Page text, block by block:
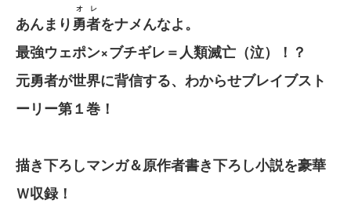
あんまり勇者
オレ
をナメんなよ。
最強ウェポン×ブチギレ＝人類滅亡（泣）！？
元勇者が世界に背信する、わからせブレイブスト
ーリー第１巻！
描き下ろしマンガ＆原作者書き下ろし小説を豪華
Ｗ収録！